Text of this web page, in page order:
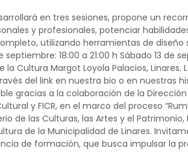
en tres sesiones, propone un
y profesionales, potenciar
utilizando herramientas de diseño
septiembre: 18:00 a 21:00 h Sábado 13 de
la Cultura Margot Loyola Palacios,
del link en nuestra bio o en nuestras
gracias a la colaboración de la
y FICR, en el marco del proceso
de las Culturas, las Artes y el
de la Municipalidad de Linares.
de formación, que busca impulsar la